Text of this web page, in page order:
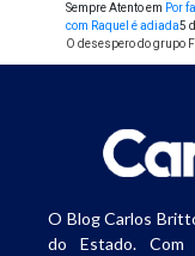
Sempre Atentoem Por
com Raquel é adiada5
O desespero do grupo
O Blog Carlos
do Estado. Com